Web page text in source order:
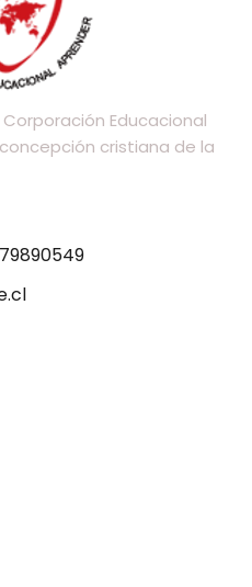
Educacional
cristiana de la